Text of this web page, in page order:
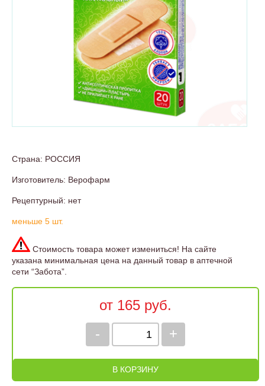
Страна: РОССИЯ
Изготовитель: Верофарм
Рецептурный: нет
меньше 5 шт.
Стоимость товара может измениться! На сайте
указана минимальная цена на данный товар в аптечной
сети “Забота”.
от 165 руб.
+
-
В КОРЗИНУ